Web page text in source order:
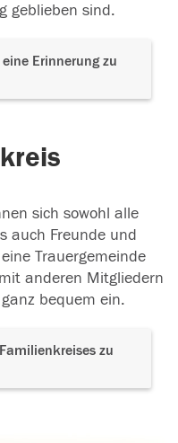
geblieben sind.
Erinnerung zu
sich sowohl alle
auch Freunde und
Trauergemeinde
anderen Mitgliedern
bequem ein.
zu